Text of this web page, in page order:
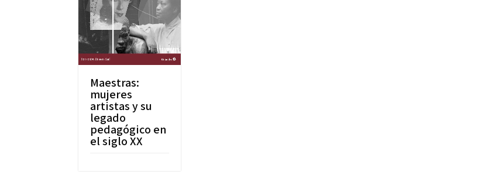
Maestras:
mujeres
artistas y su
legado
pedagógico en
el siglo XX